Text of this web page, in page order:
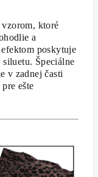
ktoré
a
poskytuje
Špeciálne
v zadnej časti
ešte